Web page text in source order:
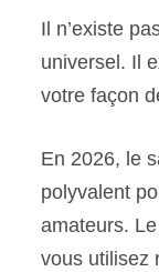
Il n’existe
universel. Il
votre façon
En 2026, le
polyvalent
amateurs.
vous utilisez